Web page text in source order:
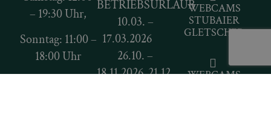
– 19:30 Uhr,
Sonntag: 11:00 –
18:00 Uhr
BETRIEBSURLAUB
10.03. –
17.03.2026
26.10. –
18.11.2026 21.12.
WEBCAMS
STUBAIER
GLETSCHER
WEBCAMS